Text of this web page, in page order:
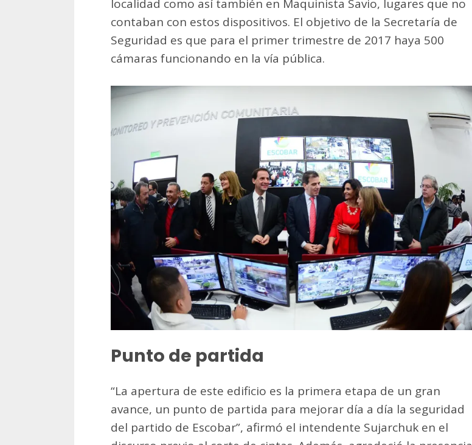
localidad como así también en Maquinista Savio, lugares que no
contaban con estos dispositivos. El objetivo de la Secretaría de
Seguridad es que para el primer trimestre de 2017 haya 500
cámaras funcionando en la vía pública.
Punto de partida
“La apertura de este edificio es la primera etapa de un gran
avance, un punto de partida para mejorar día a día la seguridad
del partido de Escobar”, afirmó el intendente Sujarchuk en el